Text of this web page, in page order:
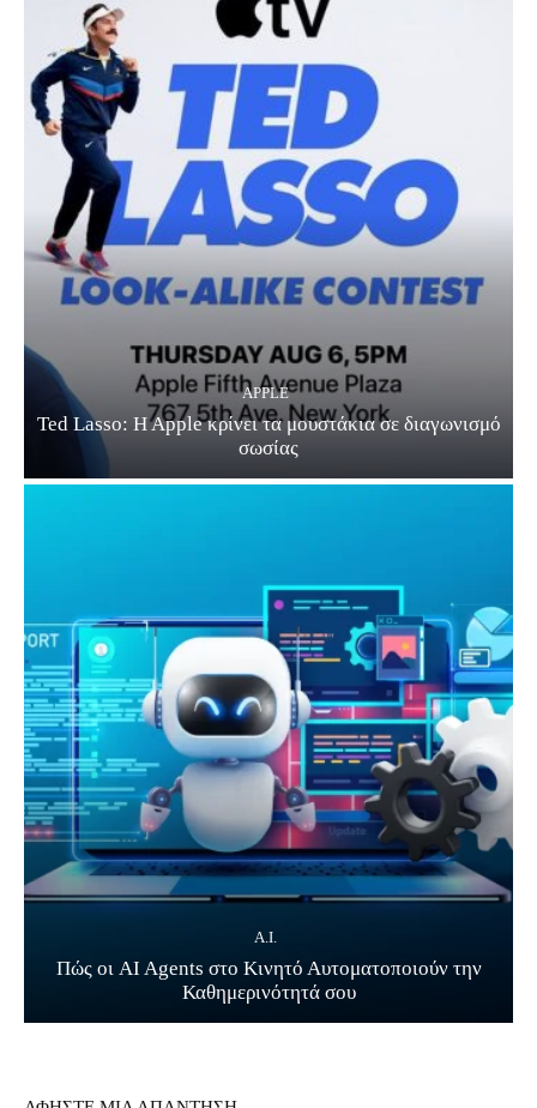
APPLE
Ted Lasso: H Apple κρίνει τα μουστάκια σε διαγωνισμό
σωσίας
A.I.
Πώς οι AI Agents στο Κινητό Αυτοματοποιούν την
Καθημερινότητά σου